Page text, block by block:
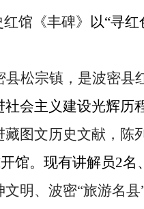
馆《丰碑》 以“寻
县松宗镇，是波密县
会主义建设光辉历
图文历史文献，陈
馆。现有讲解员2名
文明、波密“旅游名